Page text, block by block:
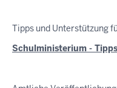
Tipps und Unterstützung
Schulministerium -